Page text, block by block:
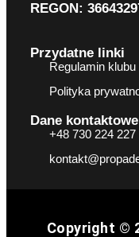
REGON:
Przydatne linki
Regulamin klubu
Polityka
Dane kontaktowe
+48 730 224 227
Copyright ©